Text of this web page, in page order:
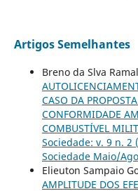
Artigos Semelhantes
Breno da Slva
CASO DA
CONFORMIDADE
COMBUSTÍVEL
Sociedade: v. 9 n.
Sociedade Maio/
Elieuton Sampaio
AMPLITUDE DOS